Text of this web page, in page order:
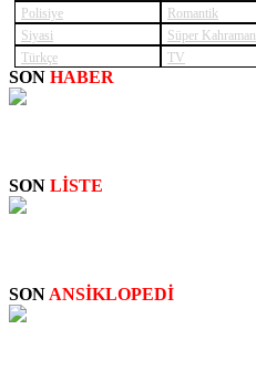
Polisiye
Romantik
Siyasi
Süper Kahraman
Türkçe
TV
SON HABER
SON LİSTE
SON ANSİKLOPEDİ